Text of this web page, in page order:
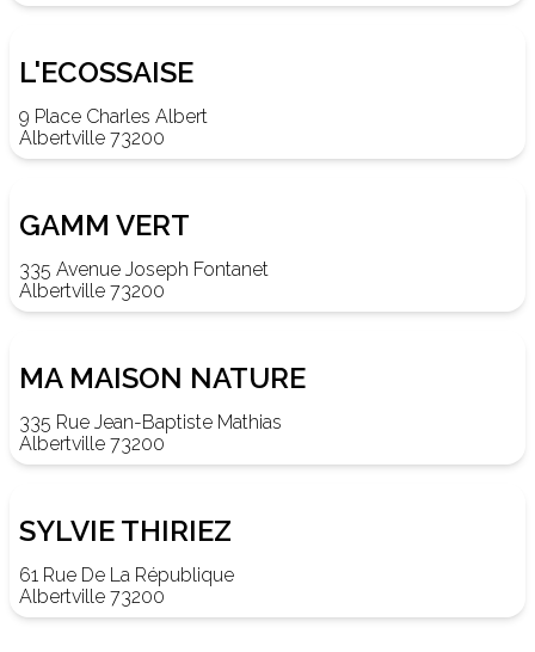
L'ECOSSAISE
9 Place Charles Albert
Albertville 73200
GAMM VERT
335 Avenue Joseph Fontanet
Albertville 73200
MA MAISON NATURE
335 Rue Jean-Baptiste Mathias
Albertville 73200
SYLVIE THIRIEZ
61 Rue De La République
Albertville 73200